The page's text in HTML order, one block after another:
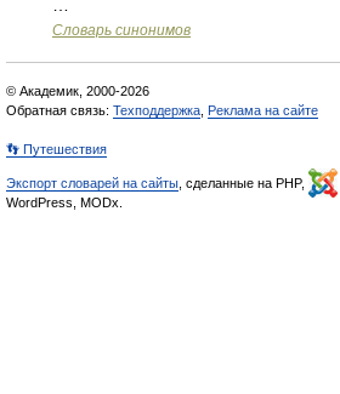
Словарь синонимов
© Академик, 2000-2026
Обратная связь: Техподдержка Реклама на сайте
👣 Путешествия
Экспорт словарей на сайты , сделанные на PHP,
WordPress, MODx.